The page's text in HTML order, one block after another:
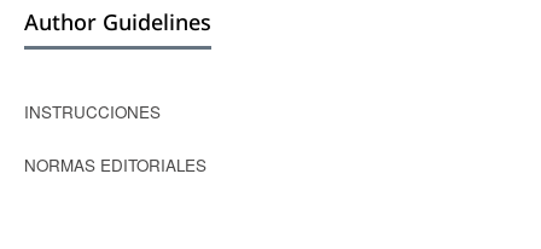
Author Guidelines
INSTRUCCIONES
NORMAS EDITORIALES